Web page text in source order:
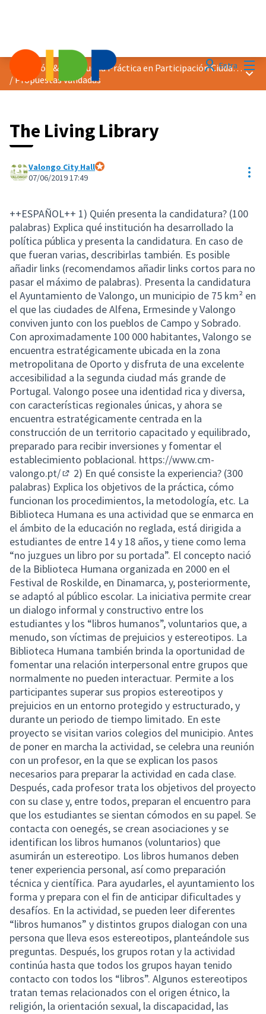
EntraDistinción &quot;Buena Práctica en Participación Ciudadana&quot; 2019
/Propuestas validadas
The Living Library
Valongo City Hall
07/06/2019 17:49
++ESPAÑOL++ 1) Quién presenta la candidatura? (100
palabras) Explica qué institución ha desarrollado la
política pública y presenta la candidatura. En caso de
que fueran varias, describirlas también. Es posible
añadir links (recomendamos añadir links cortos para no
pasar el máximo de palabras). Presenta la candidatura
el Ayuntamiento de Valongo, un municipio de 75 km² en
el que las ciudades de Alfena, Ermesinde y Valongo
conviven junto con los pueblos de Campo y Sobrado.
Con aproximadamente 100 000 habitantes, Valongo se
encuentra estratégicamente ubicada en la zona
metropolitana de Oporto y disfruta de una excelente
accesibilidad a la segunda ciudad más grande de
Portugal. Valongo posee una identidad rica y diversa,
con características regionales únicas, y ahora se
encuentra estratégicamente centrada en la
construcción de un territorio capacitado y equilibrado,
preparado para recibir inversiones y fomentar el
establecimiento poblacional. https://www.cm-
valongo.pt/
(Enlace externo)
2) En qué consiste la experiencia? (300
palabras) Explica los objetivos de la práctica, cómo
funcionan los procedimientos, la metodología, etc. La
Biblioteca Humana es una actividad que se enmarca en
el ámbito de la educación no reglada, está dirigida a
estudiantes de entre 14 y 18 años, y tiene como lema
“no juzgues un libro por su portada”. El concepto nació
de la Biblioteca Humana organizada en 2000 en el
Festival de Roskilde, en Dinamarca, y, posteriormente,
se adaptó al público escolar. La iniciativa permite crear
un dialogo informal y constructivo entre los
estudiantes y los “libros humanos”, voluntarios que, a
menudo, son víctimas de prejuicios y estereotipos. La
Biblioteca Humana también brinda la oportunidad de
fomentar una relación interpersonal entre grupos que
normalmente no pueden interactuar. Permite a los
participantes superar sus propios estereotipos y
prejuicios en un entorno protegido y estructurado, y
durante un periodo de tiempo limitado. En este
proyecto se visitan varios colegios del municipio. Antes
de poner en marcha la actividad, se celebra una reunión
con un profesor, en la que se explican los pasos
necesarios para preparar la actividad en cada clase.
Después, cada profesor trata los objetivos del proyecto
con su clase y, entre todos, preparan el encuentro para
que los estudiantes se sientan cómodos en su papel. Se
contacta con oenegés, se crean asociaciones y se
identifican los libros humanos (voluntarios) que
asumirán un estereotipo. Los libros humanos deben
tener experiencia personal, así como preparación
técnica y científica. Para ayudarles, el ayuntamiento los
forma y prepara con el fin de anticipar dificultades y
desafíos. En la actividad, se pueden leer diferentes
“libros humanos” y distintos grupos dialogan con una
persona que lleva esos estereotipos, planteándole sus
preguntas. Después, los grupos rotan y la actividad
continúa hasta que todos los grupos hayan tenido
contacto con todos los “libros”. Algunos estereotipos
tratan temas relacionados con el origen étnico, la
religión, la orientación sexual, la discapacidad, las